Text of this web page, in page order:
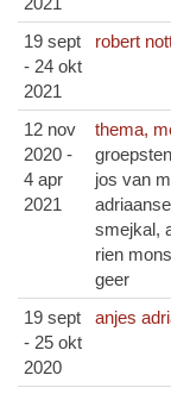
19 sept
- 24 okt
2021
robert
12 nov
2020 -
4 apr
2021
thema,
jos van
smejkal,
rien
geer
19 sept
- 25 okt
2020
anjes